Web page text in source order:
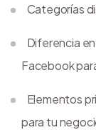
Categorías
Diferencia
Facebook
Elementos
para tu